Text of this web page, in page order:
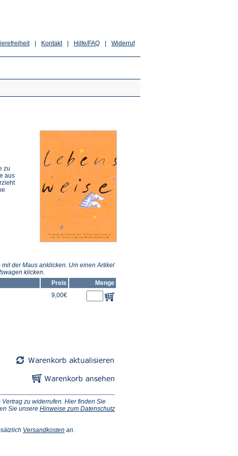
Widerruf
Hilfe/FAQ
Kontakt
zu
aus
der Maus anklicken. Um einen Artikel
klicken.
Preis
Menge
9,00€
zu widerrufen. Hier finden Sie
Sie unsere Hinweise zum Datenschutz
Versandkosten (Öffnet
an.